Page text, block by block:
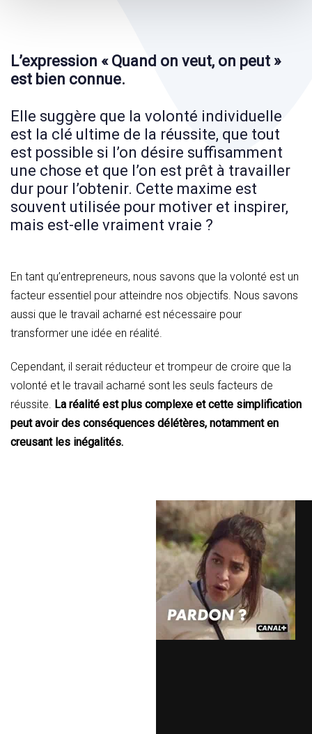
L’expression « Quand on veut, on peut »
est bien connue.
Elle suggère que la volonté individuelle
est la clé ultime de la réussite, que tout
est possible si l’on désire suffisamment
une chose et que l’on est prêt à travailler
dur pour l’obtenir. Cette maxime est
souvent utilisée pour motiver et inspirer,
mais est-elle vraiment vraie ?
En tant qu’entrepreneurs, nous savons que la volonté est un
facteur essentiel pour atteindre nos objectifs. Nous savons
aussi que le travail acharné est nécessaire pour
transformer une idée en réalité.
Cependant, il serait réducteur et trompeur de croire que la
volonté et le travail acharné sont les seuls facteurs de
réussite. La réalité est plus complexe et cette simplification
peut avoir des conséquences délétères, notamment en
creusant les inégalités.